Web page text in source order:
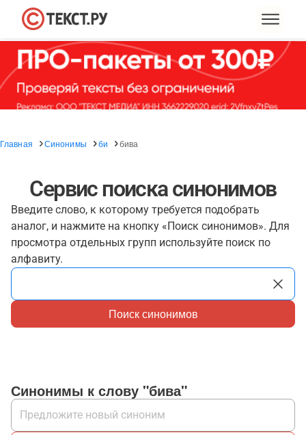
Главная Синонимы би бива
Сервис поиска синонимов
Введите слово, к которому требуется подобрать
аналог, и нажмите на кнопку «Поиск синонимов». Для
просмотра отдельных групп используйте поиск по
алфавиту.
Поиск синонимов
Синонимы к слову "бива"